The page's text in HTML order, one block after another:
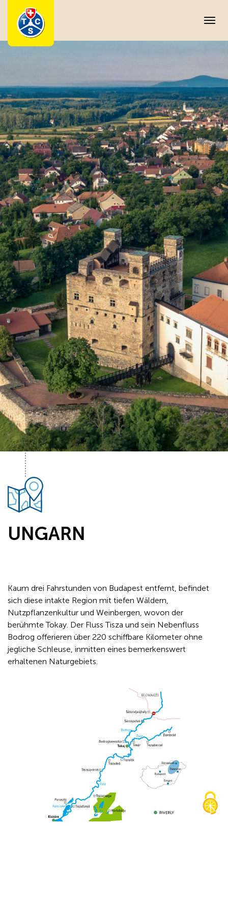
UNGARN
Kaum drei Fahrstunden von Budapest entfernt, befindet
sich diese intakte Region mit tiefen Wäldern,
Nutzpflanzenkultur und Weinbergen, wovon der
berühmte Tokay. Der Fluss Tisza und sein Nebenfluss
Bodrog offerieren über 220 schiffbare Kilometer ohne
jegliche Schleuse, inmitten eines bemerkenswert
erhaltenen Naturgebiets.
Cookie-Einstellungen